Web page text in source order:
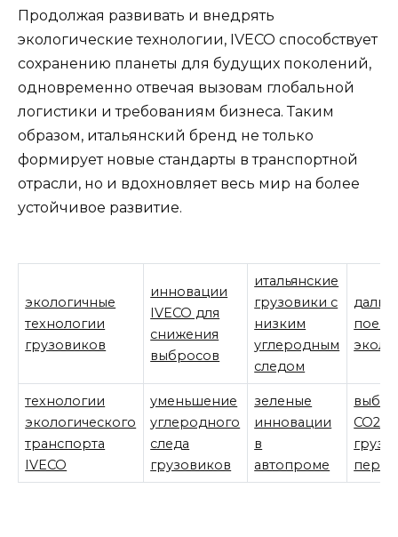
Продолжая развивать и внедрять
экологические технологии, IVECO способствует
сохранению планеты для будущих поколений,
одновременно отвечая вызовам глобальной
логистики и требованиям бизнеса. Таким
образом, итальянский бренд не только
формирует новые стандарты в транспортной
отрасли, но и вдохновляет весь мир на более
устойчивое развитие.
экологичные
технологии
грузовиков
инновации
IVECO для
снижения
выбросов
итальянские
грузовики с
низким
углеродным
следом
технологии
экологического
транспорта
IVECO
уменьшение
углеродного
следа
грузовиков
зеленые
инновации
в
автопроме
CO2 в